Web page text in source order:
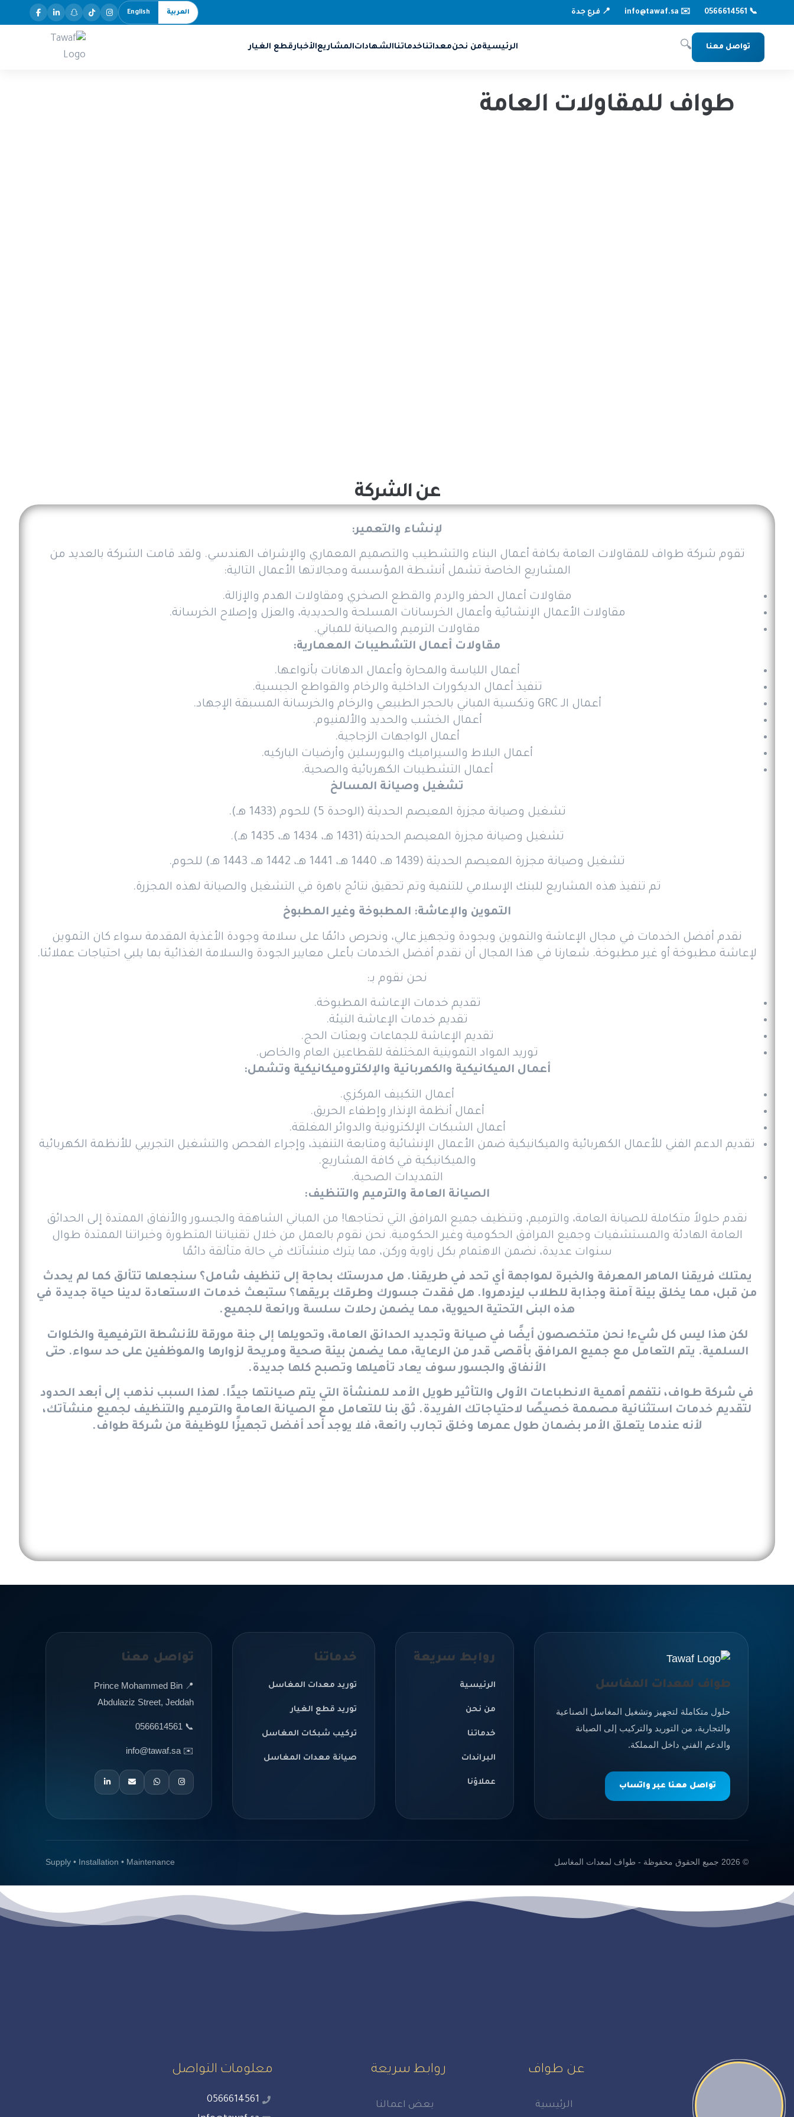
📞 0566614561
✉️ info@tawaf.sa 📍 فرع جدة العربية English
تواصل معنا 🔍 الرئيسيةمن نحنمعداتناخدماتناالشهاداتالمشاريعالأخبارقطع الغيار
طواف للمقاولات العامة
عن الشركة
لإنشاء والتعمير:
تقوم شركة طواف للمقاولات العامة بكافة أعمال البناء والتشطيب والتصميم المعماري والإشراف الهندسي. ولقد قامت الشركة بالعديد من
المشاريع الخاصة تشمل أنشطة المؤسسة ومجالاتها الأعمال التالية:
مقاولات أعمال الحفر والردم والقطع الصخري ومقاولات الهدم والإزالة.
مقاولات الأعمال الإنشائية وأعمال الخرسانات المسلحة والحديدية، والعزل وإصلاح الخرسانة.
مقاولات الترميم والصيانة للمباني.
مقاولات أعمال التشطيبات المعمارية:
أعمال اللياسة والمحارة وأعمال الدهانات بأنواعها.
تنفيذ أعمال الديكورات الداخلية والرخام والقواطع الجبسية.
أعمال الـ GRC وتكسية المباني بالحجر الطبيعي والرخام والخرسانة المسبقة الإجهاد.
أعمال الخشب والحديد والألمنيوم.
أعمال الواجهات الزجاجية.
أعمال البلاط والسيراميك والبورسلين وأرضيات الباركيه.
أعمال التشطيبات الكهربائية والصحية.
تشغيل وصيانة المسالخ
تشغيل وصيانة مجزرة المعيصم الحديثة (الوحدة 5) للحوم (1433 هـ).
تشغيل وصيانة مجزرة المعيصم الحديثة (1431 هـ، 1434 هـ، 1435 هـ).
تشغيل وصيانة مجزرة المعيصم الحديثة (1439 هـ، 1440 هـ، 1441 هـ، 1442 هـ، 1443 هـ) للحوم.
تم تنفيذ هذه المشاريع للبنك الإسلامي للتنمية وتم تحقيق نتائج باهرة في التشغيل والصيانة لهذه المجزرة.
التموين والإعاشة: المطبوخة وغير المطبوخ
نقدم أفضل الخدمات في مجال الإعاشة والتموين وبجودة وتجهيز عالي، ونحرص دائمًا على سلامة وجودة الأغذية المقدمة سواء كان التموين
لإعاشة مطبوخة أو غير مطبوخة. شعارنا في هذا المجال أن نقدم أفضل الخدمات بأعلى معايير الجودة والسلامة الغذائية بما يلبي احتياجات عملائنا.
نحن نقوم بـ:
تقديم خدمات الإعاشة المطبوخة.
تقديم خدمات الإعاشة النيئة.
تقديم الإعاشة للجماعات وبعثات الحج.
توريد المواد التموينية المختلفة للقطاعين العام والخاص.
أعمال الميكانيكية والكهربائية والإلكتروميكانيكية وتشمل:
أعمال التكييف المركزي.
أعمال أنظمة الإنذار وإطفاء الحريق.
أعمال الشبكات الإلكترونية والدوائر المغلقة.
تقديم الدعم الفني للأعمال الكهربائية والميكانيكية ضمن الأعمال الإنشائية ومتابعة التنفيذ، وإجراء الفحص والتشغيل التجريبي للأنظمة الكهربائية
والميكانيكية في كافة المشاريع.
التمديدات الصحية.
الصيانة العامة والترميم والتنظيف:
نقدم حلولاً متكاملة للصيانة العامة، والترميم، وتنظيف جميع المرافق التي تحتاجها! من المباني الشاهقة والجسور والأنفاق الممتدة إلى الحدائق
العامة الهادئة والمستشفيات وجميع المرافق الحكومية وغير الحكومية. نحن نقوم بالعمل من خلال تقنياتنا المتطورة وخبراتنا الممتدة طوال
سنوات عديدة، نضمن الاهتمام بكل زاوية وركن، مما يترك منشآتك في حالة متألقة دائمًا
يمتلك فريقنا الماهر المعرفة والخبرة لمواجهة أي تحد في طريقنا. هل مدرستك بحاجة إلى تنظيف شامل؟ سنجعلها تتألق كما لم يحدث
من قبل، مما يخلق بيئة آمنة وجذابة للطلاب ليزدهروا. هل فقدت جسورك وطرقك بريقها؟ ستبعث خدمات الاستعادة لدينا حياة جديدة في
هذه البنى التحتية الحيوية، مما يضمن رحلات سلسة ورائعة للجميع.
لكن هذا ليس كل شيء! نحن متخصصون أيضًا في صيانة وتجديد الحدائق العامة، وتحويلها إلى جنة مورقة للأنشطة الترفيهية والخلوات
السلمية. يتم التعامل مع جميع المرافق بأقصى قدر من الرعاية، مما يضمن بيئة صحية ومريحة لزوارها والموظفين على حد سواء. حتى
الأنفاق والجسور سوف يعاد تأهيلها وتصبح كلها جديدة.
في شركة طـواف، نتفهم أهمية الانطباعات الأولى والتأثير طويل الأمد للمنشأة التي يتم صيانتها جيدًا. لهذا السبب نذهب إلى أبعد الحدود
لتقديم خدمات استثنائية مصممة خصيصًا لاحتياجاتك الفريدة. ثق بنا للتعامل مع الصيانة العامة والترميم والتنظيف لجميع منشآتك،
لأنه عندما يتعلق الأمر بضمان طول عمرها وخلق تجارب رائعة، فلا يوجد أحد أفضل تجهيزًا للوظيفة من شركة طواف.
طواف لمعدات المغاسل
حلول متكاملة لتجهيز وتشغيل المغاسل الصناعية
والتجارية، من التوريد والتركيب إلى الصيانة
والدعم الفني داخل المملكة.
تواصل معنا عبر واتساب
روابط سريعة
الرئيسية
من نحن
خدماتنا
البراندات
عملاؤنا
خدماتنا
توريد معدات المغاسل
توريد قطع الغيار
تركيب شبكات المغاسل
صيانة معدات المغاسل
تواصل معنا
📍 Prince Mohammed Bin
Abdulaziz Street, Jeddah
📞 0566614561
✉️ info@tawaf.sa
© 2026 جميع الحقوق محفوظة - طواف لمعدات المغاسل Supply • Installation • Maintenance
عن طواف
الرئيسية
روابط سريعة
بعض اعمالنا
معلومات التواصل
0566614561